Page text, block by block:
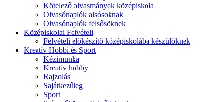
Kötelező olvasmányok középiskola
Olvasónaplók alsósoknak
Olvasónaplók felsősöknek
Középiskolai Felvételi
Felvételi előkészítő középiskolába készülöknek
Kreatív Hobbi és Sport
Kézimunka
Kreatív hobby
Rajzolás
Sajátkezűleg
Sport